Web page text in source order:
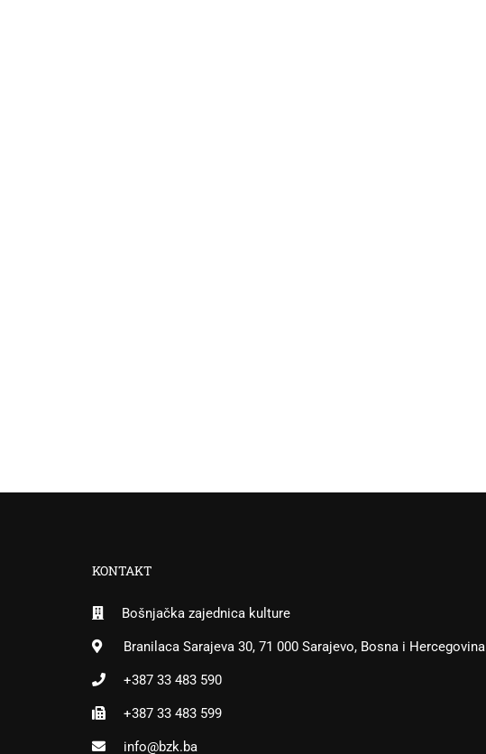
KONTAKT
Bošnjačka zajednica kulture
Branilaca Sarajeva 30, 71 000 Sarajevo, Bosna i Hercegovina
+387 33 483 590
+387 33 483 599
info@bzk.ba